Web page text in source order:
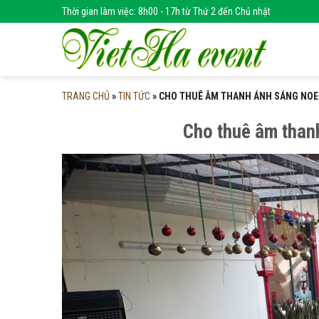
to
Thời gian làm việc: 8h00 - 17h từ Thứ 2 đến Chủ nhật
TRANG CHỦ »TIN TỨC » CHO THUÊ ÂM THANH ÁNH SÁNG
Cho thuê âm